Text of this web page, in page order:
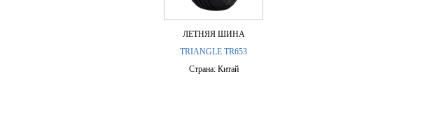
ЛЕТНЯЯ ШИНА
TRIANGLE TR653
Страна: Китай